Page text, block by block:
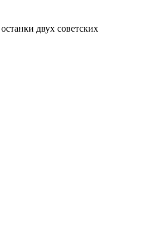
двух советских